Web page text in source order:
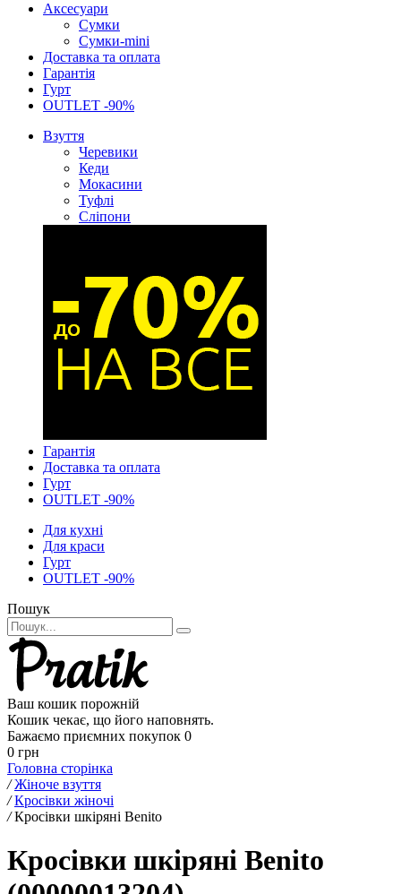
Аксесуари
Сумки
Сумки-mini
Доставка та оплата
Гарантія
Гурт
OUTLET -90%
Взуття
Черевики
Кеди
Мокасини
Туфлі
Сліпони
Гарантія
Доставка та оплата
Гурт
OUTLET -90%
Для кухні
Для краси
Гурт
OUTLET -90%
Пошук
Ваш кошик порожній
Кошик чекає, що його наповнять.
Бажаємо приємних покупок 0
0 грн
Головна сторінка
/ Жіноче взуття
/ Кросівки жіночі
/ Кросівки шкіряні Benito
Кросівки шкіряні Benito